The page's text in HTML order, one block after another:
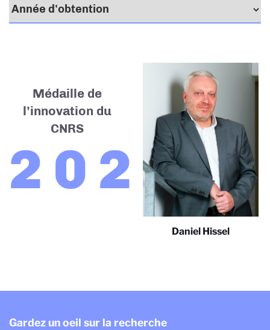
Médaille de
l’innovation du
CNRS
2020
Daniel Hissel
Gardez un oeil sur la recherche